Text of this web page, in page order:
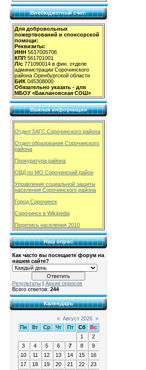
Внебюджетный счет:
Для добровольных
пожертвований и спонсорской
помощи:
Реквизиты:
ИНН 5617005706
КПП 561701001
Л/с 771090014 в фин. отделе
администрации Сорочинского
района Оренбургской области
БИК 045308000
Обязательно указать - для
МБОУ «Баклановская СОШ»
Важная информация
Отдел ЗАГС Сорочинского района
Отдел образования Сорочинского
района
Прокуратура района
ОВД по МО Сорочинский район
Управление социальной защиты
населения Сорочинского района
Город Сорочинск
Сорочинск в Wikipedia
Перепись населения 2010
Наш опрос
Как часто вы посещаете форум на
нашем сайте?
Результаты
Архив опросов
Всего ответов: 244
Календарь
« Август 2026 »
Пн
Вт Ср Чт Пт Сб
Вс
1
2
3
4 5 6 7 8
9
10
11 12 13 14 15
16
17
18 19 20 21 22
23